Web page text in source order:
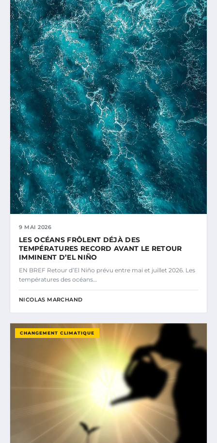
9 MAI 2026
LES OCÉANS FRÔLENT DÉJÀ DES
TEMPÉRATURES RECORD AVANT LE RETOUR
IMMINENT D’EL NIÑO
EN BREF Retour d’El Niño prévu entre mai et juillet 2026. Les
températures des océans…
NICOLAS MARCHAND
CHANGEMENT CLIMATIQUE